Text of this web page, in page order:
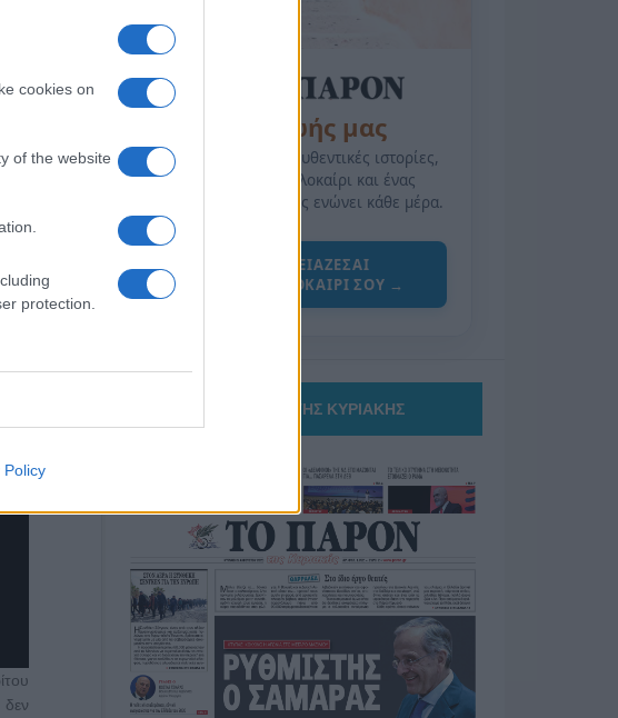
cookies on
of the website
protection.
Policy
της Ζωής μας
Οι άνθρωποι, οι αυθεντικές ιστορίες,
το ελληνικό καλοκαίρι και ένας
πολιτισμός που μας ενώνει κάθε μέρα.
ΟΣΑ ΧΡΕΙΑΖΕΣΑΙ
ΓΙΑ ΤΟ ΚΑΛΟΚΑΙΡΙ ΣΟΥ →
ΤΟ ΠΑΡΟΝ ΤΗΣ ΚΥΡΙΑΚΗΣ